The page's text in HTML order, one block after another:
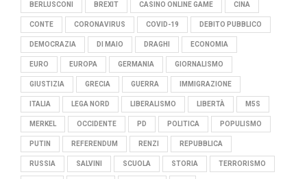
BERLUSCONI BREXIT CASINO ONLINE GAME CINA
CONTE CORONAVIRUS COVID-19 DEBITO PUBBLICO
DEMOCRAZIA DI MAIO DRAGHI ECONOMIA
EURO EUROPA GERMANIA GIORNALISMO
GIUSTIZIA GRECIA GUERRA IMMIGRAZIONE
ITALIA LEGA NORD LIBERALISMO LIBERTÀ M5S
MERKEL OCCIDENTE PD POLITICA POPULISMO
PUTIN REFERENDUM RENZI REPUBBLICA
RUSSIA SALVINI SCUOLA STORIA TERRORISMO